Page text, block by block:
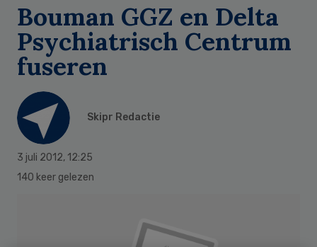
Bouman GGZ en Delta
Psychiatrisch Centrum
fuseren
Skipr Redactie
3 juli 2012, 12:25
140 keer gelezen